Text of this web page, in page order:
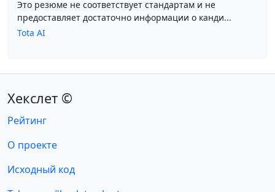
Это резюме не соответствует стандартам и не
предоставляет достаточно информации о канди...
Tota AI
Хекслет ©
Рейтинг
О проекте
Исходный код